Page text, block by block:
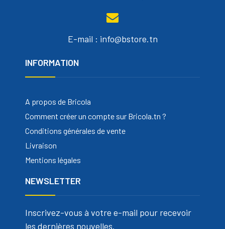
E-mail : info@bstore.tn
INFORMATION
A propos de Bricola
Comment créer un compte sur Bricola.tn ?
Conditions générales de vente
Livraison
Mentions légales
NEWSLETTER
Inscrivez-vous à votre e-mail pour recevoir
les dernières nouvelles.